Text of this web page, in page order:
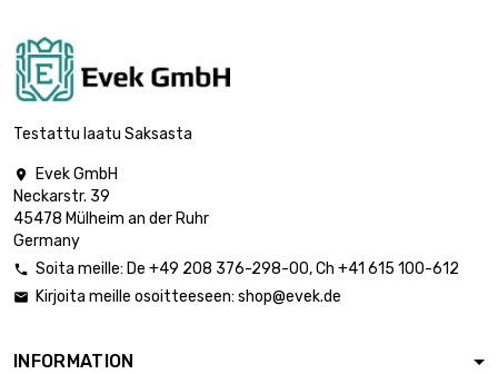
pituus : 0.02 Meter
halkaisija : 2mm
pituus : 0.05 Meter
Testattu laatu Saksasta

Evek GmbH
Neckarstr. 39
45478 Mülheim an der Ruhr
Germany
 Soita meille: De +49 208 376-298-00, Ch +41 615 100-612
 Kirjoita meille osoitteeseen: shop@evek.de
INFORMATION